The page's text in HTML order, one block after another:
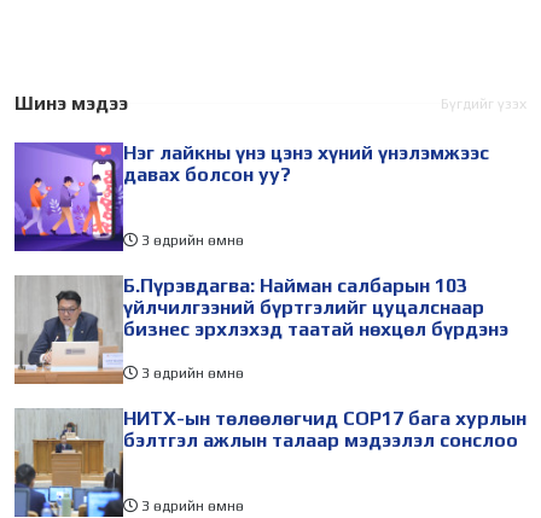
өдөр зохион
холбогдуулан Нийслэлийн
төлөөлөгчид Монгол
айлчлалынхаа хүрээнд
Шинэ мэдээ Бүгдийг үзэх
Нэг лайкны үнэ цэнэ хүний үнэлэмжээс
давах болсон уу?
3 өдрийн өмнө
Б.Пүрэвдагва: Найман салбарын 103
үйлчилгээний бүртгэлийг цуцалснаар
бизнес эрхлэхэд таатай нөхцөл бүрдэнэ
3 өдрийн өмнө
НИТХ-ын төлөөлөгчид COP17 бага хурлын
бэлтгэл ажлын талаар мэдээлэл сонслоо
3 өдрийн өмнө